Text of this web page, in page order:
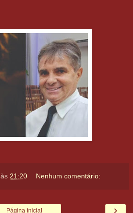
às 21:20 Nenhum comentário:
›
Página inicial